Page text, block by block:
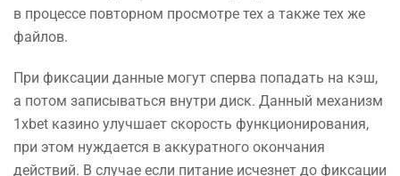
в процессе повторном просмотре тех а также тех же
файлов.
При фиксации данные могут сперва попадать на кэш,
а потом записываться внутри диск. Данный механизм
1xbet казино улучшает скорость функционирования,
при этом нуждается в аккуратного окончания
действий. В случае если питание исчезнет до фиксации